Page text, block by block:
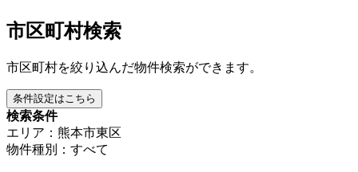
市区町村検索
市区町村を絞り込んだ物件検索ができます。
条件設定はこちら
検索条件
エリア：熊本市東区
物件種別：すべて